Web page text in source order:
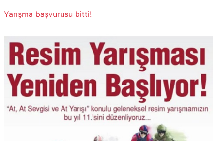
Yarışma başvurusu bitti!